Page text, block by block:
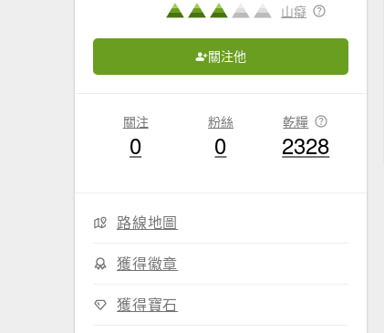
山癡
關注他
關注
0
粉絲
0
乾糧
2328
路線地圖
獲得徽章
獲得寶石